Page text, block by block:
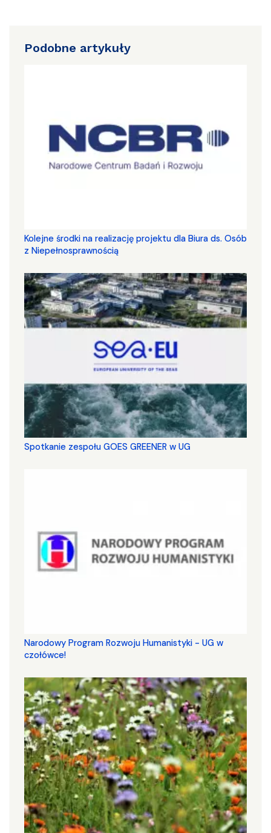
Podobne artykuły
Kolejne środki na realizację projektu dla Biura ds. Osób
z Niepełnosprawnością
Spotkanie zespołu GOES GREENER w UG
Narodowy Program Rozwoju Humanistyki - UG w
czołówce!